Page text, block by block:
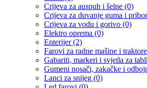
Crijeva za auspuh i šelne (0)
Crijeva za duvanje guma i
Crijeva za vodu i gorivo (0)
Elektro oprema (0)
Enterijer(2)
Farovi za radne mašine i traktore
Gabariti, markeri i svjetla za
Gumeni nosači, zakačke i
Lanci za snijeg (0)